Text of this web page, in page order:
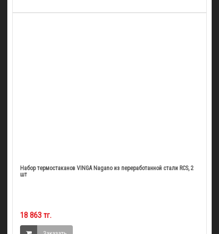
Набор термостаканов VINGA Nagano из переработанной стали RCS, 2
шт
18 863 тг.